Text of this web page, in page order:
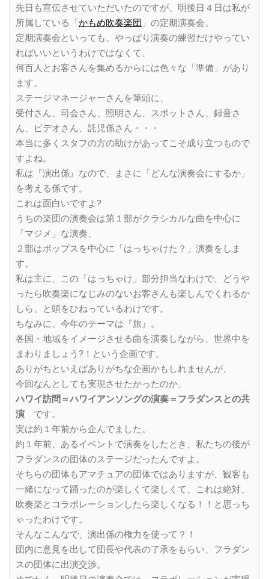
先日も宣伝させていただいたのですが、明後日４日は私が
所属している「かもめ吹奏楽団 」の定期演奏会。
定期演奏会といっても、やっぱり演奏の練習だけやってい
ればいいというわけではなくて、
何百人とお客さんを集めるからには色々な「準備」があり
ます。
ステージマネージャーさんを筆頭に、
受付さん、司会さん、照明さん、スポットさん、録音さ
ん、ビデオさん、託児係さん・・・
本当に多くスタフの方の助けがあってこそ成り立つもので
すよね。
私は『演出係』なので、まさに「どんな演奏会にするか」
を考える係です。
これは面白いですよ?
うちの楽団の演奏会は第１部がクラシカルな曲を中心に
「マジメ」な演奏、
２部はポップスを中心に「はっちゃけた？」演奏をしま
す。
私は主に、この「はっちゃけ」部分担当なわけで、どうや
ったら吹奏楽になじみのないお客さんも楽しんでくれるか
しら、と頭をひねっているわけです。
ちなみに、今年のテーマは『旅』。
各国・地域をイメージさせる曲を演奏しながら、世界中を
まわりましょう?！という企画です。
ありがちといえばありがちな企画かもしれませんが、
今回なんとしても実現させたかったのか、
ハワイ訪問＝ハワイアンソングの演奏＝フラダンスとの共
演 です。
実は約１年前から企んでました。
約１年前、あるイベントで演奏をしたとき、私たちの後が
フラダンスの団体のステージだったんですよ。
そちらの団体もアマチュアの団体ではありますが、観客も
一緒になって踊ったのが楽しくて楽しくて、これは絶対、
吹奏楽とコラボレーションしたら楽しくなる！！と思っち
ゃったわけです。
そんなこんなで、演出係の権力を使って？！
団内に意見を出して団長や代表の了承をもらい、フラダン
スの団体に出演交渉。